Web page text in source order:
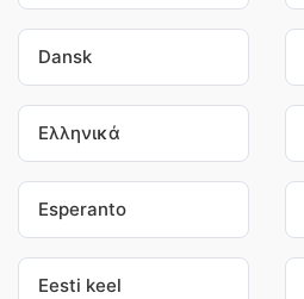
Dansk
Ελληνικά
Esperanto
Eesti keel